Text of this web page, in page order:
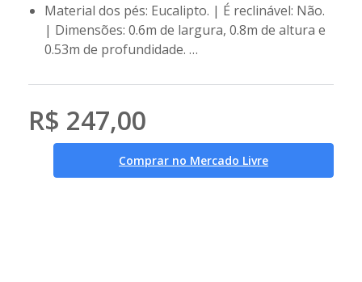
Material dos pés: Eucalipto. | É reclinável: Não.
| Dimensões: 0.6m de largura, 0.8m de altura e
0.53m de profundidade. …
R$ 247,00
Comprar no Mercado Livre